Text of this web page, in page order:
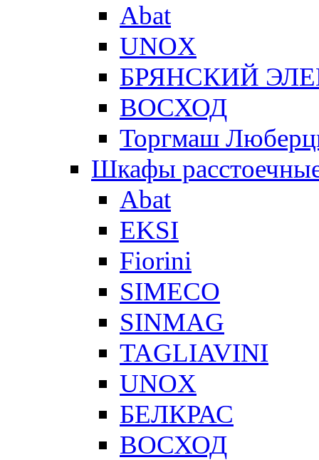
Abat
UNOX
БРЯНСКИЙ
ВОСХОД
Торгмаш
Шкафы
Abat
EKSI
Fiorini
SIMECO
SINMAG
TAGLIAVINI
UNOX
БЕЛКРАС
ВОСХОД